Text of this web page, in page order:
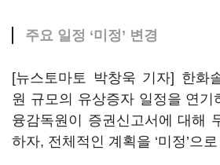
주요 일정 ‘미정’ 변경
[뉴스토마토 박창욱 기자] 한화
원 규모의 유상증자 일정을 연기
융감독원이 증권신고서에 대해
하자, 전체적인 계획을 ‘미정’으